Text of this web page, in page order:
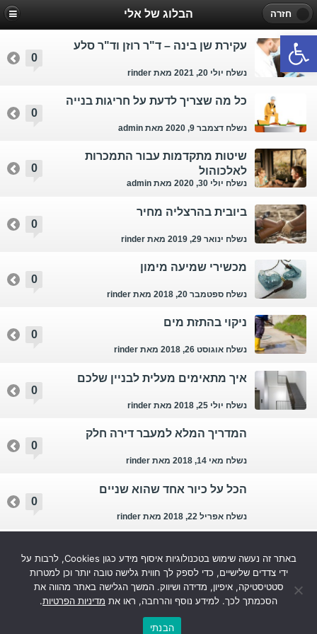
פתח סרגל נגישות
חזרה הבלוג של אלי
0
עקירת שן בינה – ד"ר רוזן וד"ר סלע
נשלח יולי 20, 2021 מאת rinder
0
כל מה שצריך לדעת על חריגות בנייה
נשלח דצמבר 9, 2020 מאת admin
0
שיטות מתקדמות עבור התמכרות
לאלכוהול
נשלח יולי 30, 2020 מאת admin
0
ביובית בהרצליה מחיר
נשלח ינואר 29, 2019 מאת rinder
0
מכשירי שמיעה מימון
נשלח ספטמבר 20, 2018 מאת rinder
0
ניקוי בהתזת מים
נשלח אוגוסט 26, 2018 מאת rinder
0
איך מתאימים מעלית לבניין שלכם
נשלח יולי 25, 2018 מאת rinder
0
המדריך המלא למעבר דירה חלק
נשלח מאי 14, 2018 מאת rinder
0
הכל על כיור אחד שהוא שניים
נשלח אפריל 22, 2018 מאת rinder
0
נשלח פברואר 20, 2018 מאת admin
עוד...
באתר זה נעשה שימוש בטכנולוגיות איסוף מידע כגון Cookies, לרבות על
ידי צדדים שלישיים, כדי לספק לך חווית גלישה טובה יותר וכן למטרות
סטטיסטיקה, איפיון, מדידה ושיווק. המשך הגלישה באתר מהווה את
הסכמתך לכך. למידע נוסף והרחבה, ראו את מדיניות הפרטיות.
הבנתי